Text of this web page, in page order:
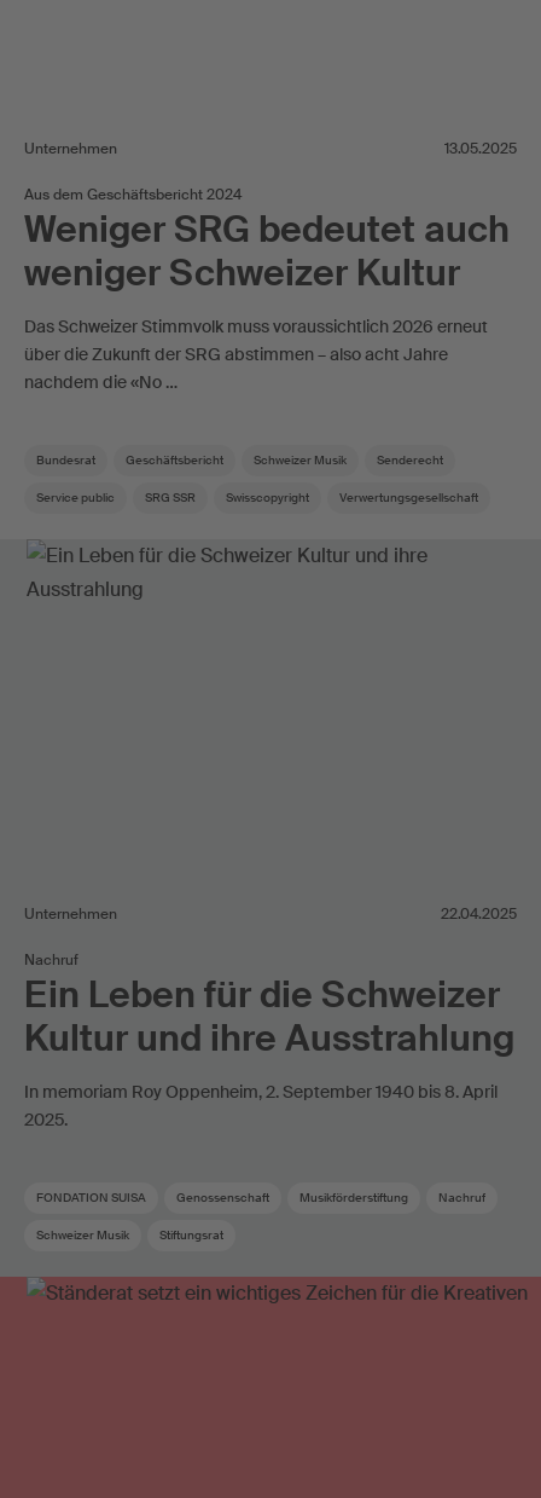
Unternehmen 13.05.2025
Aus dem Geschäftsbericht 2024
Weniger SRG bedeutet auch
weniger Schweizer Kultur
Das Schweizer Stimmvolk muss voraussichtlich 2026 erneut
über die Zukunft der SRG abstimmen – also acht Jahre
nachdem die «No …
Bundesrat Geschäftsbericht Schweizer Musik Senderecht
Service public SRG SSR Swisscopyright Verwertungsgesellschaft
Unternehmen 22.04.2025
Nachruf
Ein Leben für die Schweizer
Kultur und ihre Ausstrahlung
In memoriam Roy Oppenheim, 2. September 1940 bis 8. April
2025.
FONDATION SUISA Genossenschaft Musikförderstiftung Nachruf
Schweizer Musik Stiftungsrat